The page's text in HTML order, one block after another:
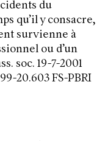
du
qu’il y consacre,
survienne à
ou d’un
soc. 19-7-2001
20.603 FS-PBRI